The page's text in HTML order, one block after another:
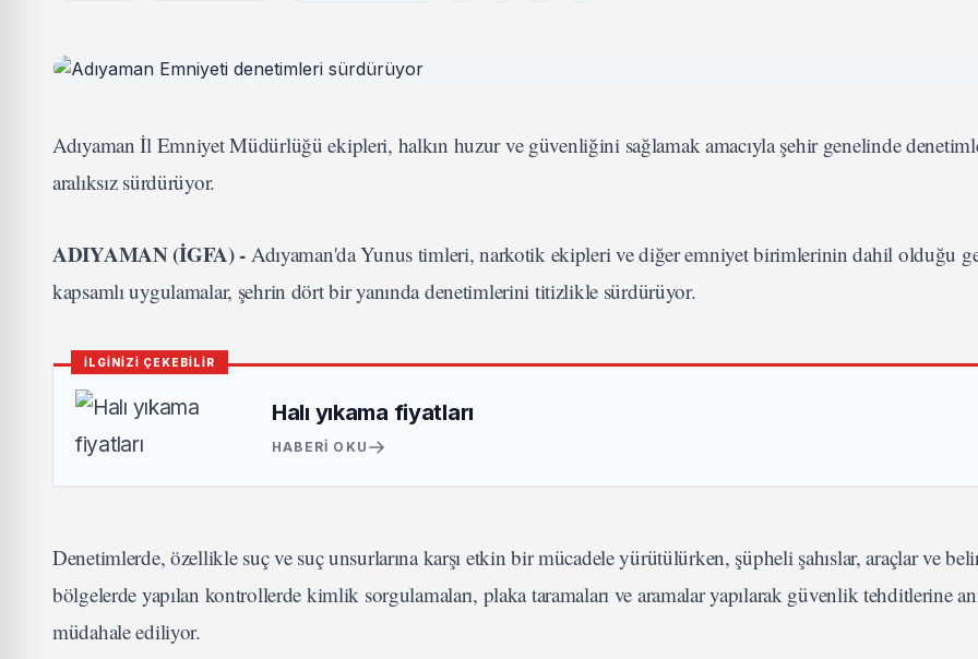
Adıyaman İl Emniyet Müdürlüğü ekipleri, halkın huzur ve güvenliğini sağlamak amacıyla şehir genelinde
aralıksız sürdürüyor.
ADIYAMAN (İGFA) - Adıyaman'da Yunus timleri, narkotik ekipleri ve diğer emniyet birimlerinin dahil olduğu
kapsamlı uygulamalar, şehrin dört bir yanında denetimlerini titizlikle sürdürüyor.
İLGİNİZİ ÇEKEBİLİR
Halı yıkama fiyatları
HABERI OKU
Denetimlerde, özellikle suç ve suç unsurlarına karşı etkin bir mücadele yürütülürken, şüpheli şahıslar, araçlar ve
bölgelerde yapılan kontrollerde kimlik sorgulamaları, plaka taramaları ve aramalar yapılarak güvenlik tehditlerine
müdahale ediliyor.